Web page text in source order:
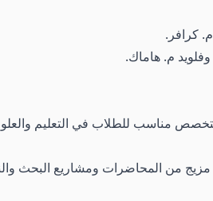
كرافر.
م. هاماك.
مناسب للطلاب في التعليم
مزيج من المحاضرات ومشاريع البحث